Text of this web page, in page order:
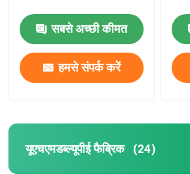
सबसे अच्छी कीमत
हमसे संपर्क करें
यूएचएमडब्ल्यूपीई फैब्रिक (24)